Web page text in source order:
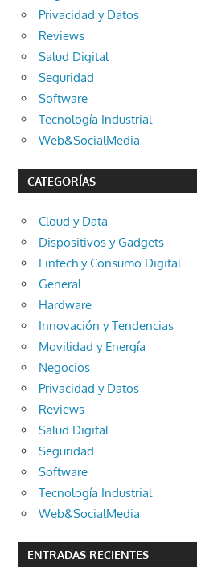
Privacidad y Datos
Reviews
Salud Digital
Seguridad
Software
Tecnología Industrial
Web&SocialMedia
CATEGORÍAS
Cloud y Data
Dispositivos y Gadgets
Fintech y Consumo Digital
General
Hardware
Innovación y Tendencias
Movilidad y Energía
Negocios
Privacidad y Datos
Reviews
Salud Digital
Seguridad
Software
Tecnología Industrial
Web&SocialMedia
ENTRADAS RECIENTES